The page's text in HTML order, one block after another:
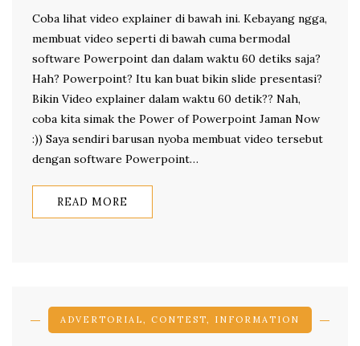
Coba lihat video explainer di bawah ini. Kebayang ngga,
membuat video seperti di bawah cuma bermodal
software Powerpoint dan dalam waktu 60 detiks saja?
Hah? Powerpoint? Itu kan buat bikin slide presentasi?
Bikin Video explainer dalam waktu 60 detik?? Nah,
coba kita simak the Power of Powerpoint Jaman Now
:)) Saya sendiri barusan nyoba membuat video tersebut
dengan software Powerpoint…
READ MORE
ADVERTORIAL, CONTEST, INFORMATION